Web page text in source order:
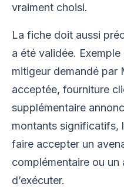
vraiment choisi.
La fiche doit aussi
a été validée.
mitigeur demandé par
acceptée, fourniture
supplémentaire
montants significatifs,
faire accepter un
complémentaire ou
d’exécuter.